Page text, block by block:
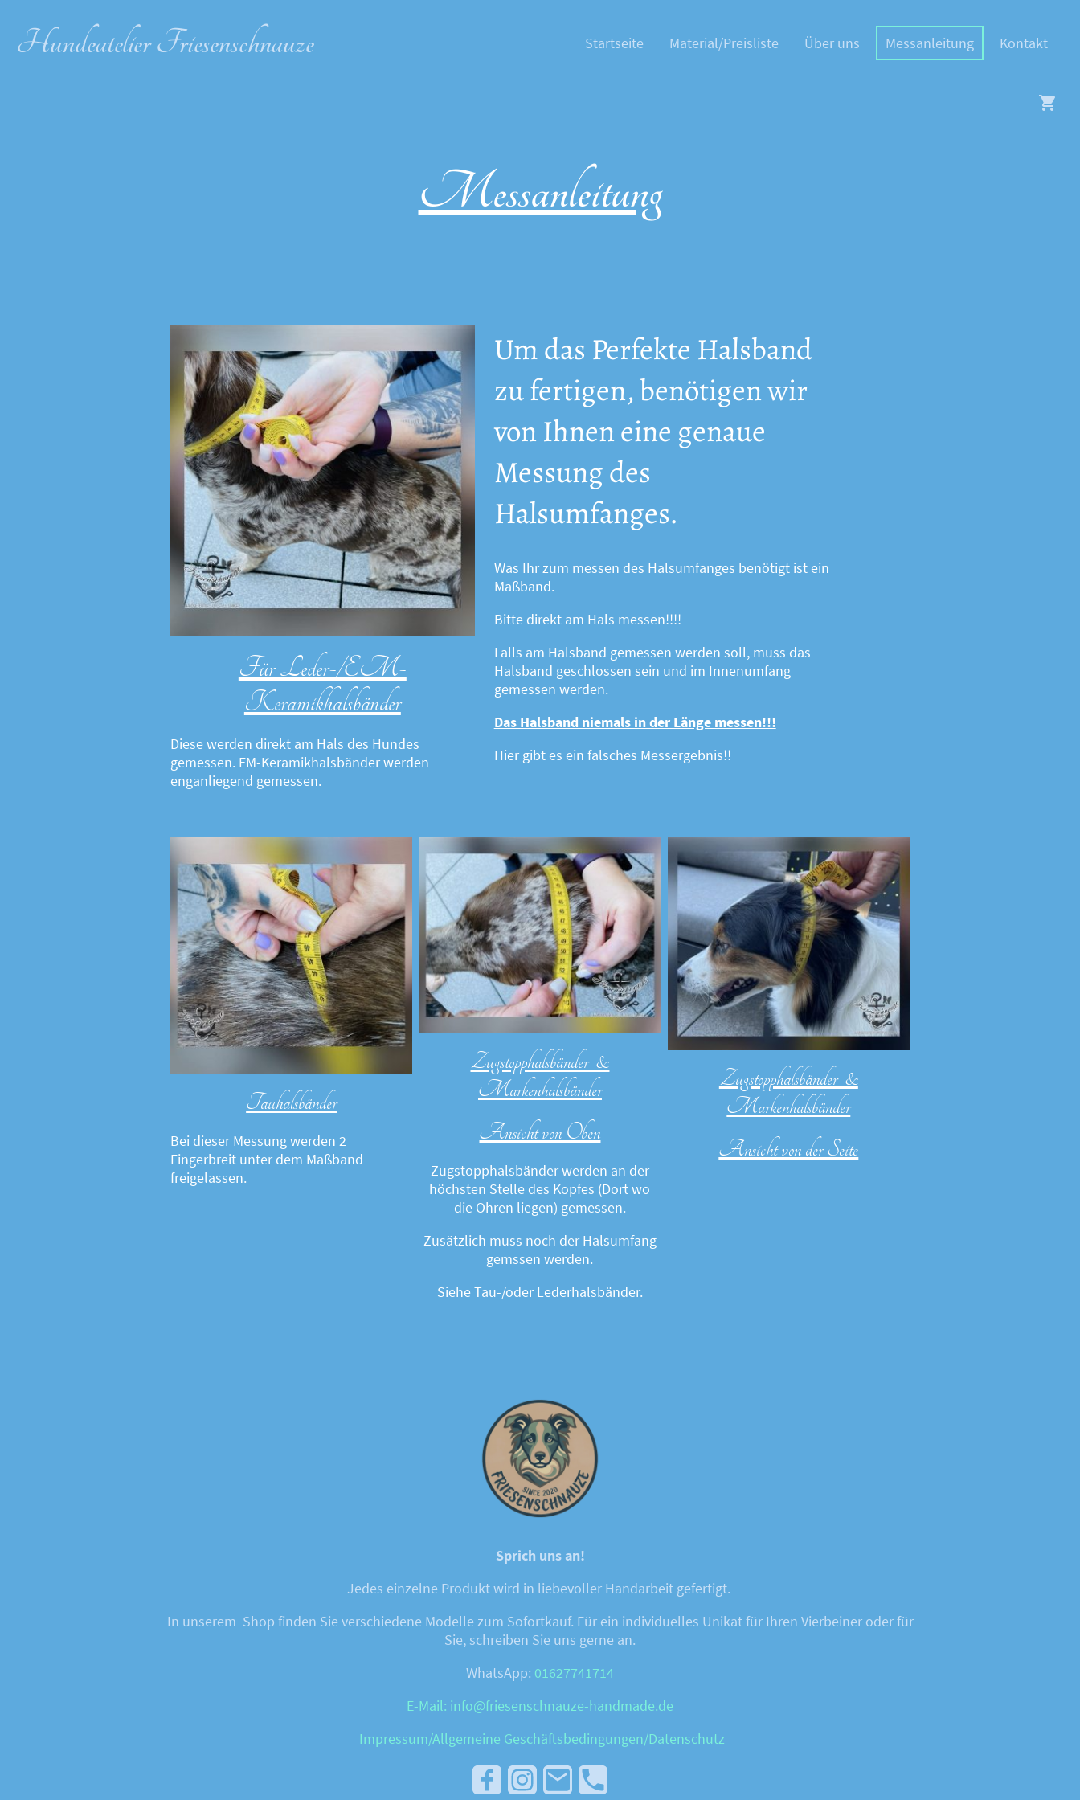
Hundeatelier Friesenschnauze Startseite Material/Preisliste Über uns Messanleitung Kontakt
Messanleitung
Für Leder-/EM-
Keramikhalsbänder
Diese werden direkt am Hals des Hundes
gemessen. EM-Keramikhalsbänder werden
enganliegend gemessen.
Um das Perfekte Halsband
zu fertigen, benötigen wir
von Ihnen eine genaue
Messung des
Halsumfanges.
Was Ihr zum messen des Halsumfanges benötigt ist ein
Maßband.
Bitte direkt am Hals messen!!!!
Falls am Halsband gemessen werden soll, muss das
Halsband geschlossen sein und im Innenumfang
gemessen werden.
Das Halsband niemals in der Länge messen!!!
Hier gibt es ein falsches Messergebnis!!
Tauhalsbänder
Bei dieser Messung werden 2
Fingerbreit unter dem Maßband
freigelassen.
Zugstopphalsbänder &
Markenhalsbänder
Ansicht von Oben
Zugstopphalsbänder werden an der
höchsten Stelle des Kopfes (Dort wo
die Ohren liegen) gemessen.
Zusätzlich muss noch der Halsumfang
gemssen werden.
Siehe Tau-/oder Lederhalsbänder.
Zugstopphalsbänder &
Markenhalsbänder
Ansicht von der Seite
Sprich uns an!
Jedes einzelne Produkt wird in liebevoller Handarbeit gefertigt.
In unserem Shop finden Sie verschiedene Modelle zum Sofortkauf. Für ein individuelles Unikat für Ihren Vierbeiner oder für
Sie, schreiben Sie uns gerne an.
WhatsApp: 01627741714
E-Mail: info@friesenschnauze-handmade.de
Impressum/Allgemeine Geschäftsbedingungen/Datenschutz